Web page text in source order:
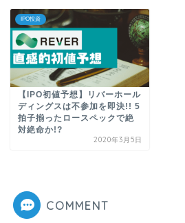
IPO投資
【IPO初値予想】リバーホール
ディングスは不参加を即決!! 5
拍子揃ったロースペックで絶
対絶命か!?
2020年3月5日
COMMENT